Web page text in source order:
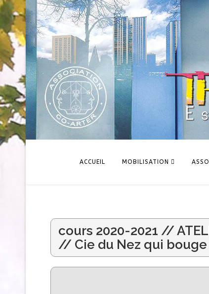
ACCUEIL MOBILISATION
cours 2020-2021 //
// Cie du Nez qui bouge